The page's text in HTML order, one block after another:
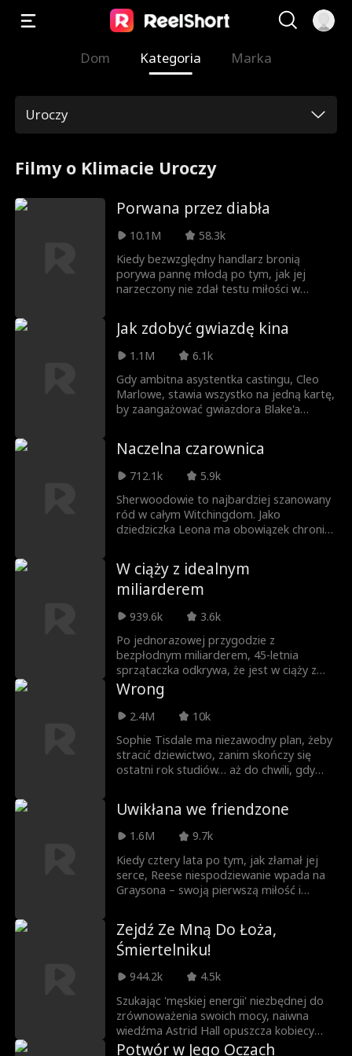
Dom Kategoria Marka
Uroczy
Filmy o Klimacie Uroczy
Porwana przez diabła
10.1M
58.3k
Kiedy bezwzględny handlarz bronią
porywa pannę młodą po tym, jak jej
narzeczony nie zdał testu miłości w
dziewczyna znajduje się rozdarta między
swoimi zasadami moralnymi a rosnącym
pociągiem do niebezpiecznego
mężczyzny, który nie cofnie się przed
niczym, aby ją zdobyć.
Jak zdobyć gwiazdę kina
1.1M
6.1k
Gdy ambitna asystentka castingu, Cleo
Marlowe, stawia wszystko na jedną kartę,
by zaangażować gwiazdora Blake'a
przypuszcza, że ten się zgodzi. Tym
bardziej nie spodziewa się zdjęć
paparazzi, gdy wychodzi z jego domu.
Okrzyknięta karierowiczką, która pnie się
w górę przez łóżko, Cleo staje się
bohaterką najgorętszych plotek
Hollywood. Jednak gdy jej reputacja
w sposób, jakiego zupełnie się nie
spodziewała.
Naczelna czarownica
712.1k
5.9k
Sherwoodowie to najbardziej szanowany
ród w całym Witchingdom. Jako
dziedziczka Leona ma obowiązek chronić
aranżowane małżeństwo. Jednak
wszystkie jej plany pryskają jak magiczny
pył, gdy na jej drodze staje Erik Svensen –
W ciąży z idealnym
miliarderem
939.6k
3.6k
Po jednorazowej przygodzie z
bezpłodnym miliarderem, 45-letnia
sprzątaczka odkrywa, że jest w ciąży z
jego bliźniakami... Gdy on stara się
zabezpieczyć dziedzictwo swojej firmy,
muszą poradzić sobie z różnicami w
uczuciami, aby sprawdzić, czy mogą
razem stworzyć rodzinę.
Wrong
2.4M
10k
Sophie Tisdale ma niezawodny plan, żeby
stracić dziewictwo, zanim skończy się
ostatni rok studiów… aż do chwili, gdy
założył się, czy uda mu się wszystko
nagrać. Osobą, która ją o tym informuje,
jest Luke, przystojny stały klient
kawiarni… a zarazem jej nowy lekarz
wykonujący badanie ginekologiczne. Jak
bardzo niewłaściwe jest zauroczenie
ginekologiem z uczelni... i dlaczego Sophie
Uwikłana we friendzone
1.6M
9.7k
Kiedy cztery lata po tym, jak złamał jej
serce, Reese niespodziewanie wpada na
Graysona – swoją pierwszą miłość i
się na szalony układ: będzie udawać jego
dziewczynę na weselu jego siostry. Gdy
dawne uczucia wracają ze zdwojoną siłą,
zaryzykować powtórkę z przeszłości dla
szansy na prawdziwą miłość.
Zejdź Ze Mną Do Łoża,
Śmiertelniku!
944.2k
4.5k
Szukając 'męskiej energii' niezbędnej do
zrównoważenia swoich mocy, naiwna
wiedźma Astrid Hall opuszcza kobiecy
sabat. Trafia do prywatnej szkoły, gdzie
Potwór w Jego Oczach